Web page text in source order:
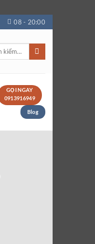
08 - 20:00
GỌI NGAY
0913916949
Blog